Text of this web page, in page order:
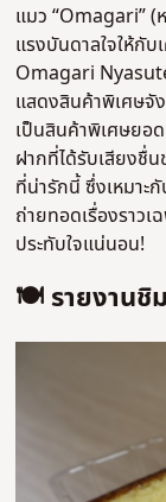
แมว “Omagari” (
แรงบันดาลใจให้กั
Omagari
แสดงสินค้าพิเศษจั
เป็นสินค้าพิเศษยอ
ฝากที่ได้รับเสียงชื่
ที่น่ารักนี้ ซึ่งเหมาะ
ถ่ายทอดเรื่องราวเ
ประทับใจแน่นอน!
🍽️ รายงานชิ